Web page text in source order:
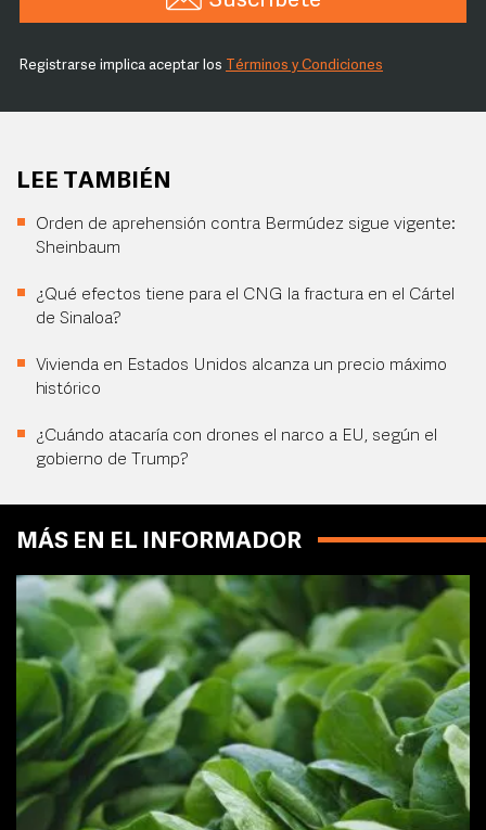
Registrarse implica aceptar los Términos y Condiciones
LEE TAMBIÉN
Orden de aprehensión contra Bermúdez sigue vigente:
Sheinbaum
¿Qué efectos tiene para el CNG la fractura en el Cártel
de Sinaloa?
Vivienda en Estados Unidos alcanza un precio máximo
histórico
¿Cuándo atacaría con drones el narco a EU, según el
gobierno de Trump?
MÁS EN EL INFORMADOR